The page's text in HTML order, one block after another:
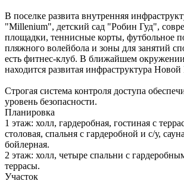
В поселке развита внутренняя
"Millenium", детский сад "Робин Гуд",
площадки, теннисные корты, футбольное
пляжного волейбола и зоны для занятий
есть фитнес-клуб. В ближайшем
находится развитая инфраструктура Новой
Строгая система контроля доступа
уровень безопасности.
Планировка
1 этаж: холл, гардеробная, гостиная с
столовая, спальня с гардеробной и с/у,
бойлерная.
2 этаж: холл, четыре спальни с
террасы.
Участок